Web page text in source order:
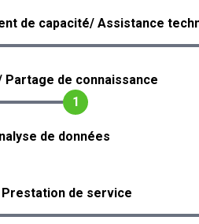
de capacité/ Assistance
de connaissance
1
de données
de service